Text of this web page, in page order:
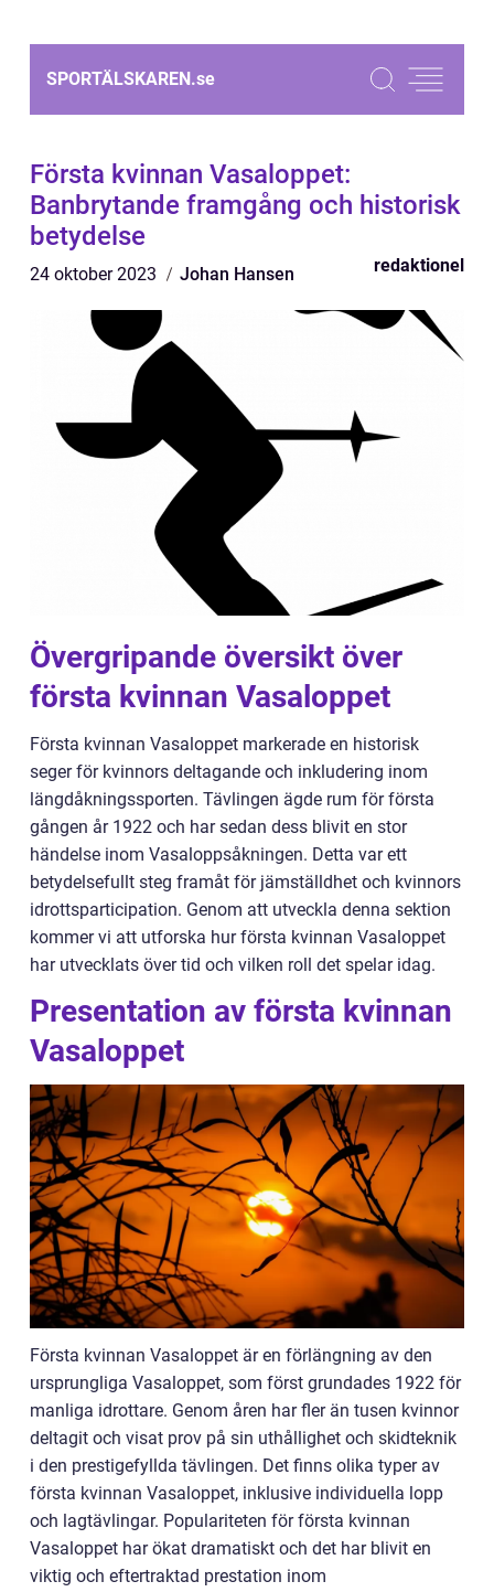
SPORTÄLSKAREN.se
Första kvinnan Vasaloppet:
Banbrytande framgång och historisk
betydelse
24 oktober 2023 Johan Hansen redaktionel
Övergripande översikt över
första kvinnan Vasaloppet
Första kvinnan Vasaloppet markerade en historisk
seger för kvinnors deltagande och inkludering inom
längdåkningssporten. Tävlingen ägde rum för första
gången år 1922 och har sedan dess blivit en stor
händelse inom Vasaloppsåkningen. Detta var ett
betydelsefullt steg framåt för jämställdhet och kvinnors
idrottsparticipation. Genom att utveckla denna sektion
kommer vi att utforska hur första kvinnan Vasaloppet
har utvecklats över tid och vilken roll det spelar idag.
Presentation av första kvinnan
Vasaloppet
Första kvinnan Vasaloppet är en förlängning av den
ursprungliga Vasaloppet, som först grundades 1922 för
manliga idrottare. Genom åren har fler än tusen kvinnor
deltagit och visat prov på sin uthållighet och skidteknik
i den prestigefyllda tävlingen. Det finns olika typer av
första kvinnan Vasaloppet, inklusive individuella lopp
och lagtävlingar. Populariteten för första kvinnan
Vasaloppet har ökat dramatiskt och det har blivit en
viktig och eftertraktad prestation inom